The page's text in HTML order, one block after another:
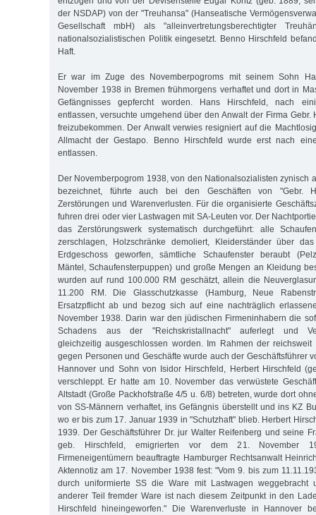
der NSDAP) von der "Treuhansa" (Hanseatische
Gesellschaft mbH) als "alleinvertretungsberechtigter
nationalsozialistischen Politik eingesetzt. Benno Hirschfeld
Haft.
Er war im Zuge des Novemberpogroms mit seinem Sohn
November 1938 in Bremen frühmorgens verhaftet und dort in
Gefängnisses gepfercht worden. Hans Hirschfeld, nach
entlassen, versuchte umgehend über den Anwalt der Firma Gebr.
freizubekommen. Der Anwalt verwies resigniert auf die
Allmacht der Gestapo. Benno Hirschfeld wurde erst nach
entlassen.
Der Novemberpogrom 1938, von den Nationalsozialisten zynisch
bezeichnet, führte auch bei den Geschäften von "Gebr.
Zerstörungen und Warenverlusten. Für die organisierte
fuhren drei oder vier Lastwagen mit SA-Leuten vor. Der
das Zerstörungswerk systematisch durchgeführt: alle
zerschlagen, Holzschränke demoliert, Kleiderständer über
Erdgeschoss geworfen, sämtliche Schaufenster beraubt
Mäntel, Schaufensterpuppen) und große Mengen an Kleidung
wurden auf rund 100.000 RM geschätzt, allein die
11.200 RM. Die Glasschutzkasse (Hamburg, Neue
Ersatzpflicht ab und bezog sich auf eine nachträglich
November 1938. Darin war den jüdischen Firmeninhabern die
Schadens aus der "Reichskristallnacht" auferlegt und
gleichzeitig ausgeschlossen worden. Im Rahmen der reichsweit
gegen Personen und Geschäfte wurde auch der Geschäftsführer
Hannover und Sohn von Isidor Hirschfeld, Herbert Hirschfeld
verschleppt. Er hatte am 10. November das verwüstete
Altstadt (Große Packhofstraße 4/5 u. 6/8) betreten, wurde dort
von SS-Männern verhaftet, ins Gefängnis überstellt und ins KZ
wo er bis zum 17. Januar 1939 in "Schutzhaft" blieb. Herbert
1939. Der Geschäftsführer Dr. jur Walter Reifenberg und seine
geb. Hirschfeld, emigrierten vor dem 21. November
Firmeneigentümern beauftragte Hamburger Rechtsanwalt
Aktennotiz am 17. November 1938 fest: "Vom 9. bis zum
durch uniformierte SS die Ware mit Lastwagen weggebracht
anderer Teil fremder Ware ist nach diesem Zeitpunkt in den
Hirschfeld hineingeworfen." Die Warenverluste in Hannover